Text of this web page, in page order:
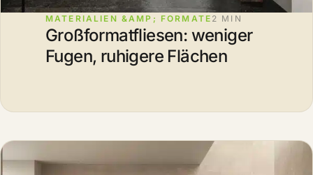
MATERIALIEN &AMP; FORMATE 2 MIN
Großformatfliesen: weniger
Fugen, ruhigere Flächen